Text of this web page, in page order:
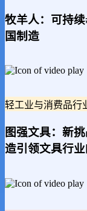
牧羊人：可持
国制造
轻工业与消费品行
图强文具：新
造引领文具行